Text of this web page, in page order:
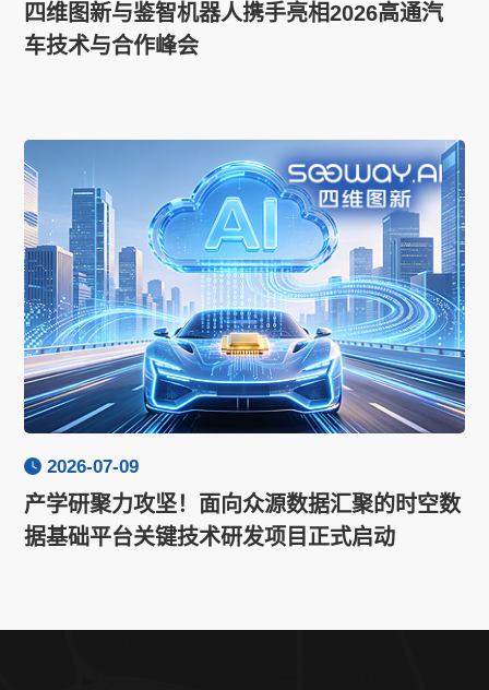
四维图新与鉴智机器人携手亮相2026高通汽
车技术与合作峰会
2026-07-09
产学研聚力攻坚！面向众源数据汇聚的时空数
据基础平台关键技术研发项目正式启动